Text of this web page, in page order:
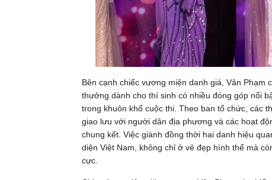
Bên cạnh chiếc vương miện danh giá, Vân
thưởng dành cho thí sinh có nhiều đóng góp nổi
trong khuôn khổ cuộc thi. Theo ban tổ chức, các
giao lưu với người dân địa phương và các hoạt
chung kết. Việc giành đồng thời hai danh hiệu
diện Việt Nam, không chỉ ở vẻ đẹp hình thể mà
cực.